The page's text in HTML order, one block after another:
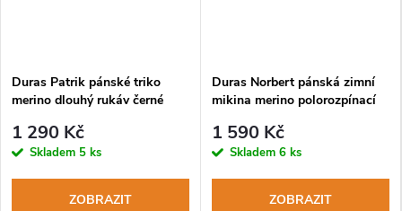
Duras Patrik pánské triko
merino dlouhý rukáv černé
1 290 Kč
Skladem 5 ks
ZOBRAZIT
Duras Norbert pánská zimní
mikina merino polorozpínací
1 590 Kč
Skladem 6 ks
ZOBRAZIT